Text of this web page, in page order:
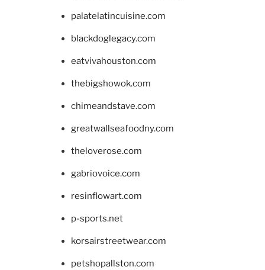
palatelatincuisine.com
blackdoglegacy.com
eatvivahouston.com
thebigshowok.com
chimeandstave.com
greatwallseafoodny.com
theloverose.com
gabriovoice.com
resinflowart.com
p-sports.net
korsairstreetwear.com
petshopallston.com